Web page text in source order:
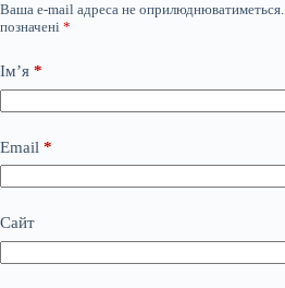
Ваша e-mail адреса не оприлюднюватиметься.
позначені *
Ім’я *
Email *
Сайт